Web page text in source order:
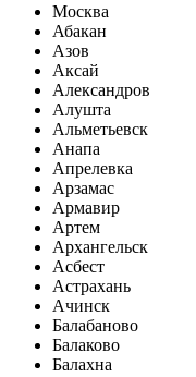
Москва
Абакан
Азов
Аксай
Александров
Алушта
Альметьевск
Анапа
Апрелевка
Арзамас
Армавир
Артем
Архангельск
Асбест
Астрахань
Ачинск
Балабаново
Балаково
Балахна